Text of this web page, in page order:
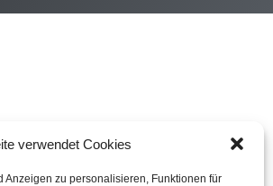
verwendet Cookies
Anzeigen zu personalisieren, Funktionen für